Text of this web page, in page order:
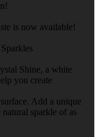
is now available!
Shine, a white
you create
Add a unique
sparkle of as